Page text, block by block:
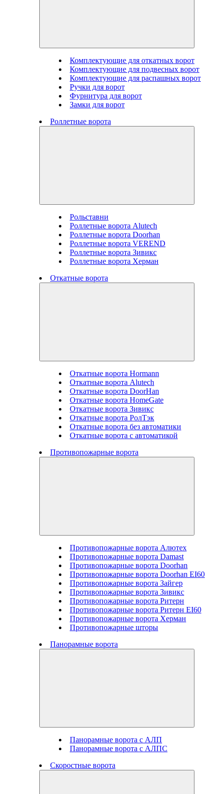
Комплектующие для откатных ворот
Комплектующие для подвесных ворот
Комплектующие для распашных ворот
Ручки для ворот
Фурнитура для ворот
Замки для ворот
Роллетные ворота
Рольставни
Роллетные ворота Alutech
Роллетные ворота Doorhan
Роллетные ворота VEREND
Роллетные ворота Зивикс
Роллетные ворота Херман
Откатные ворота
Откатные ворота Hormann
Откатные ворота Alutech
Откатные ворота DoorHan
Откатные ворота HomeGate
Откатные ворота Зивикс
Откатные ворота РолТэк
Откатные ворота без автоматики
Откатные ворота с автоматикой
Противопожарные ворота
Противопожарные ворота Алютех
Противопожарные ворота Damast
Противопожарные ворота Doorhan
Противопожарные ворота Doorhan EI60
Противопожарные ворота Зайгер
Противопожарные ворота Зивикс
Противопожарные ворота Ритерн
Противопожарные ворота Ритерн EI60
Противопожарные ворота Херман
Противопожарные шторы
Панорамные ворота
Панорамные ворота с АЛП
Панорамные ворота с АЛПС
Скоростные ворота